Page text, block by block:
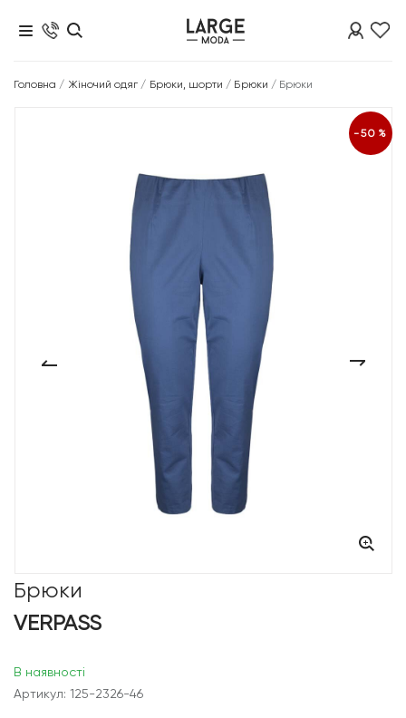
Головна / Жіночий одяг / Брюки, шорти / Брюки / Брюки
-50%
Брюки
VERPASS
В наявності
Артикул: 125-2326-46